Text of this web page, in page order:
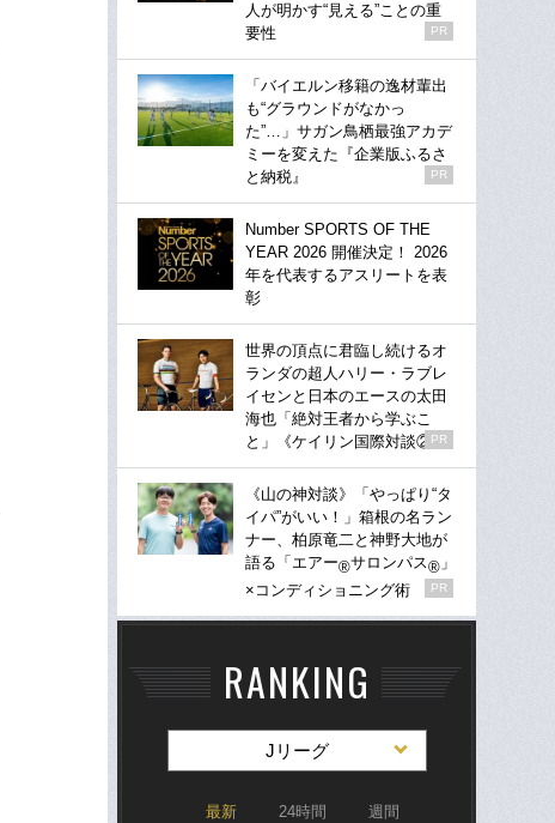
人が明かす“見える”ことの重
要性
PR
「バイエルン移籍の逸材輩出
も“グラウンドがなかっ
た”…」サガン鳥栖最強アカデ
ミーを変えた『企業版ふるさ
と納税』
PR
Number SPORTS OF THE
YEAR 2026 開催決定！ 2026
年を代表するアスリートを表
彰
世界の頂点に君臨し続けるオ
ランダの超人ハリー・ラブレ
イセンと日本のエースの太田
海也「絶対王者から学ぶこ
と」《ケイリン国際対談②》
PR
《山の神対談》「やっぱり“タ
イパ”がいい！」箱根の名ラン
ナー、柏原竜二と神野大地が
語る「エアー®サロンパス® 」
×コンディショニング術
PR
RANKING
Jリーグ
最新 24時間 週間